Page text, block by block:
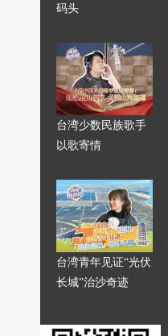
码头
台湾少数民族歌手
以歌寄情
台湾青年见证“光伏
长城”治沙奇迹